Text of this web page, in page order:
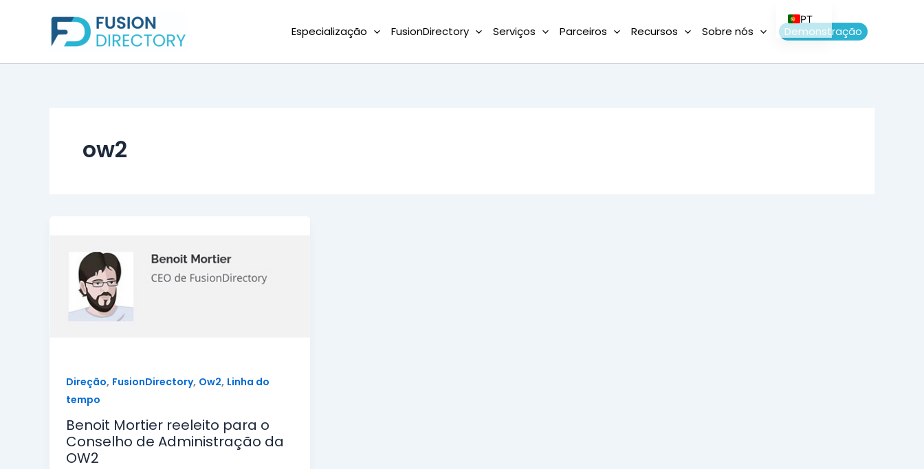
conteúdo
Especialização FusionDirectory Serviços Parceiros Recursos Sobre nós Demonstração
ow2
Direção, FusionDirectory, Ow2, Linha do
tempo
Benoit Mortier reeleito para o
Conselho de Administração da
OW2
PT
FR
EN